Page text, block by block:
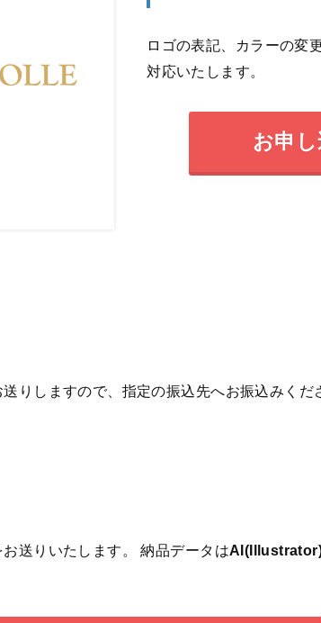
ロゴの表記、カラーの変
対応いたします。
お申
りしますので、指定の振込先へお振込みくだ
送りいたします。 納品データは